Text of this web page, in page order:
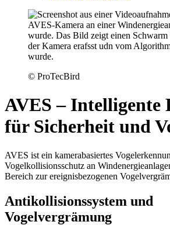
© ProTecBird
AVES – Intelligente
für Sicherheit und
AVES ist ein kamerabasiertes
Vogelkollisionsschutz an
Bereich zur ereignisbezogenen
Antikollisionssystem und
Vogelvergrämung